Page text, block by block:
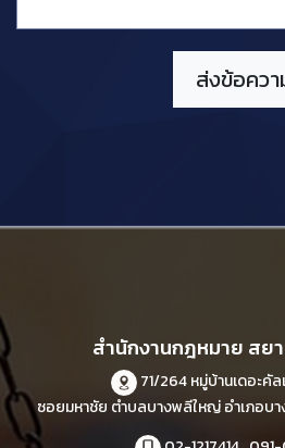
สำนักงานกฎหมาย สย
71/264 หมู่บ้านเดอะคั
ซอยมหาชัย ตำบลบางพลีใหญ่ อำเภอบ